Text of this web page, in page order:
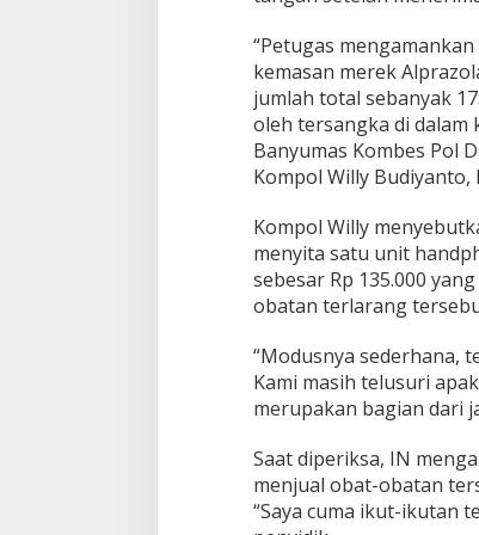
k
a
n
O
b
a
t
D
a
l
a
a
s
u
“Petugas
kemasan merek
jumlah total sebanyak
oleh tersangka di dalam
Banyumas Kombes Pol
Kompol Willy Budiyanto,
Kompol Willy
menyita satu unit
sebesar Rp 135.000
obatan terlarang
“Modusnya sederhana,
Kami masih telusuri
merupakan bagian dari
Saat diperiksa, IN
menjual obat-obatan
“Saya cuma ikut-ikutan
Lampu di
Innova
In Berita,
Desa, Nasional,
Sosial
| 04/08/